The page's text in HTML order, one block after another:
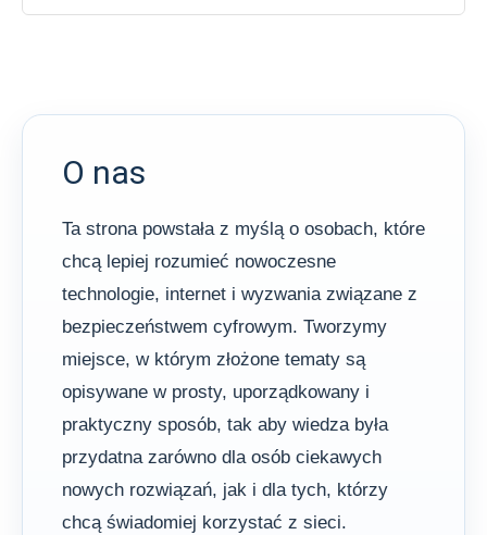
O nas
Ta strona powstała z myślą o osobach, które
chcą lepiej rozumieć nowoczesne
technologie, internet i wyzwania związane z
bezpieczeństwem cyfrowym. Tworzymy
miejsce, w którym złożone tematy są
opisywane w prosty, uporządkowany i
praktyczny sposób, tak aby wiedza była
przydatna zarówno dla osób ciekawych
nowych rozwiązań, jak i dla tych, którzy
chcą świadomiej korzystać z sieci.